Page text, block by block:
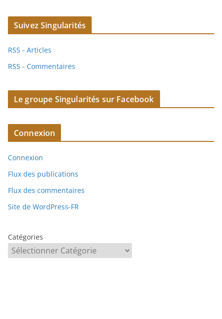
Suivez Singularités
RSS - Articles
RSS - Commentaires
Le groupe Singularités sur Facebook
Connexion
Connexion
Flux des publications
Flux des commentaires
Site de WordPress-FR
Catégories